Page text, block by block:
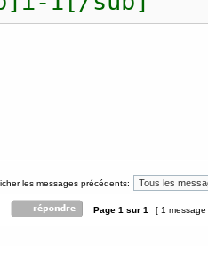
les messages précédents:
Page 1 sur 1 [ 1